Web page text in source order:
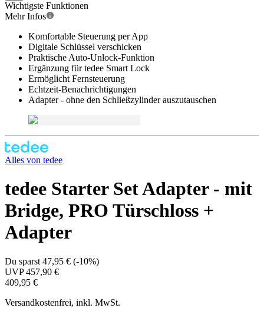
Wichtigste Funktionen
Mehr Infos
Komfortable Steuerung per App
Digitale Schlüssel verschicken
Praktische Auto-Unlock-Funktion
Ergänzung für tedee Smart Lock
Ermöglicht Fernsteuerung
Echtzeit-Benachrichtigungen
Adapter - ohne den Schließzylinder auszutauschen
Alles von tedee
tedee Starter Set Adapter - mit
Bridge, PRO Türschloss +
Adapter
Du sparst 47,95 € (-10%)
UVP457,90 €
409,95 €
Versandkostenfrei, inkl. MwSt.